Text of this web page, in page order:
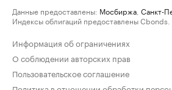
Данные предоставлены: Мосбиржа Санкт-
Индексы облигаций предоставлены Cbonds.
Информация об ограничениях
О соблюдении авторских прав
Пользовательское соглашение